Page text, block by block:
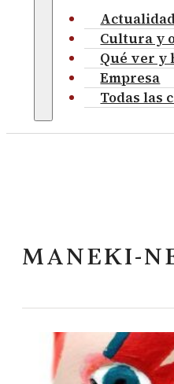
Cultura y
Qué ver y
Empresa
Todas las
MANEKI-